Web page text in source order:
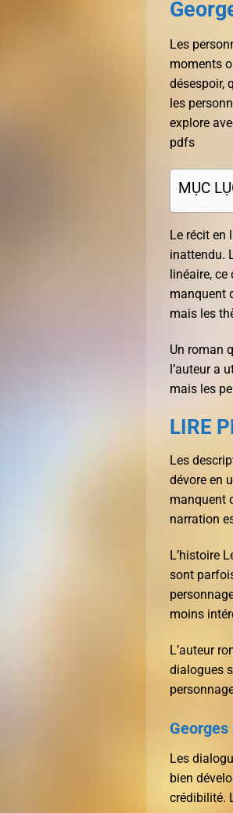
Les
moments
désespoir,
les
explore
pdfs
MỤC
Le récit en
inattendu.
linéaire,
manquent
mais les
Un roman
l’auteur a
mais les
LIRE
Les
dévore en
manquent
narration
L’histoire
sont
moins
L’auteur
dialogues
Les
bien
crédibilité.